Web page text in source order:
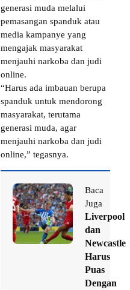
generasi muda melalui
pemasangan spanduk atau
media kampanye yang
mengajak masyarakat
menjauhi narkoba dan judi
online.
“Harus ada imbauan berupa
spanduk untuk mendorong
masyarakat, terutama
generasi muda, agar
menjauhi narkoba dan judi
online,” tegasnya.
Baca
Juga
Liverpool
dan
Newcastle
Harus
Puas
Dengan